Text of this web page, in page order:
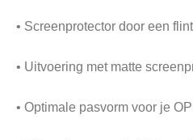
• Screenprotector door een
• Uitvoering met matte
• Optimale pasvorm voor je